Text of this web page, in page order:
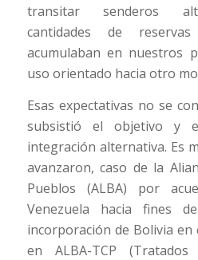
transitar senderos
cantidades de
acumulaban en nuestros
uso orientado hacia otro
Esas expectativas no se
subsistió el objetivo y
integración alternativa. Es
avanzaron, caso de la
Pueblos (ALBA) por
Venezuela hacia fines
incorporación de Bolivia
en ALBA-TCP